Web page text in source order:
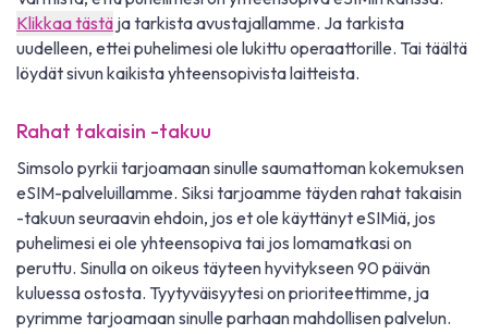
Klikkaa tästä ja tarkista avustajallamme. Ja tarkista
uudelleen, ettei puhelimesi ole lukittu operaattorille. Tai täältä
löydät sivun kaikista yhteensopivista laitteista.
Rahat takaisin -takuu
Simsolo pyrkii tarjoamaan sinulle saumattoman kokemuksen
eSIM-palveluillamme. Siksi tarjoamme täyden rahat takaisin
-takuun seuraavin ehdoin, jos et ole käyttänyt eSIMiä, jos
puhelimesi ei ole yhteensopiva tai jos lomamatkasi on
peruttu. Sinulla on oikeus täyteen hyvitykseen 90 päivän
kuluessa ostosta. Tyytyväisyytesi on prioriteettimme, ja
pyrimme tarjoamaan sinulle parhaan mahdollisen palvelun.